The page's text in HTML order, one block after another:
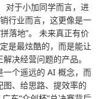
对于小加同学而言，进
行业而言，这更像是一
落地”。 未来真正有价
是最炫酷的，而是能让
决经营问题的产品。
一个遥远的 AI 概念，而
、给思路、提效率的